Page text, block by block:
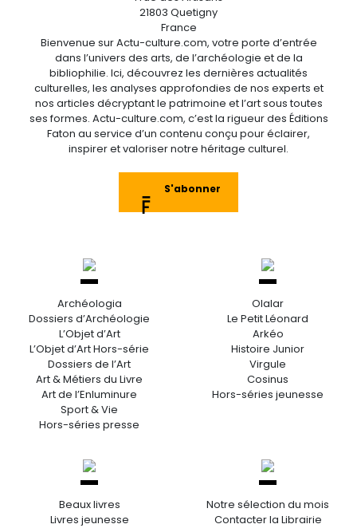
21803 Quetigny
France
Bienvenue sur Actu-culture.com, votre porte d’entrée
dans l’univers des arts, de l’archéologie et de la
bibliophilie. Ici, découvrez les dernières actualités
culturelles, les analyses approfondies de nos experts et
nos articles décryptant le patrimoine et l’art sous toutes
ses formes. Actu-culture.com, c’est la rigueur des Éditions
Faton au service d’un contenu conçu pour éclairer,
inspirer et valoriser notre héritage culturel.
S'abonner
Archéologia
Dossiers d’Archéologie
L’Objet d’Art
L’Objet d’Art Hors-série
Dossiers de l’Art
Art & Métiers du Livre
Art de l’Enluminure
Sport & Vie
Hors-séries presse
Olalar
Le Petit Léonard
Arkéo
Histoire Junior
Virgule
Cosinus
Hors-séries jeunesse
Beaux livres
Livres jeunesse
Notre sélection du mois
Contacter la Librairie